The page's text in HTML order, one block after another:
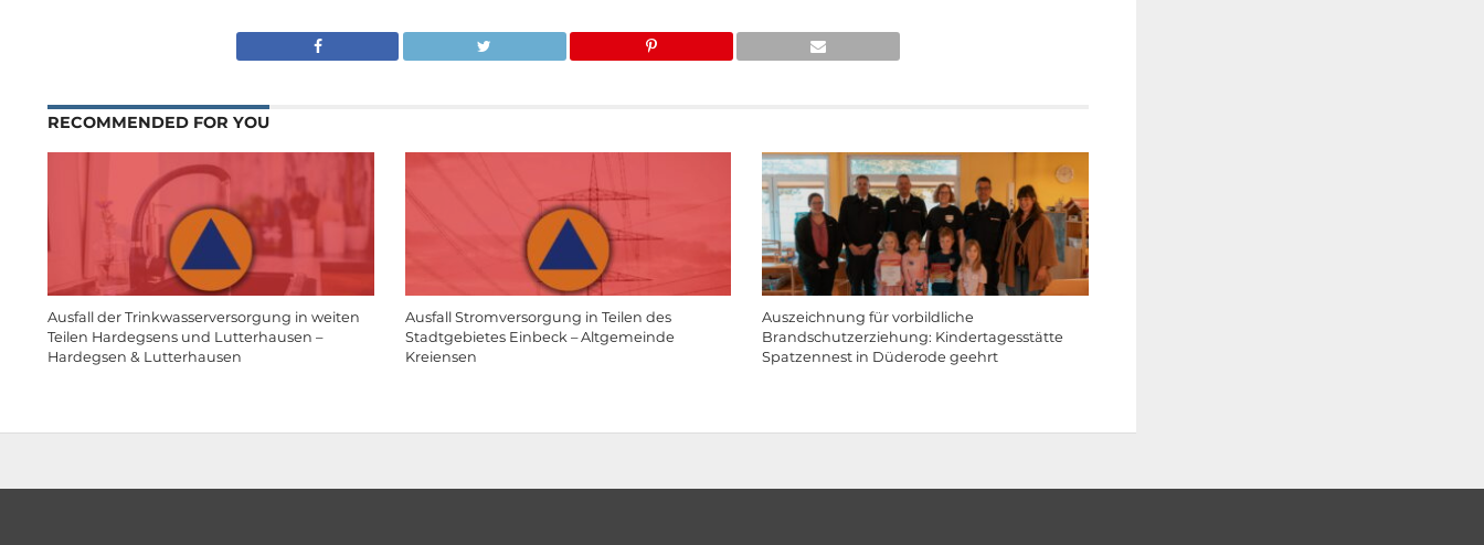
RECOMMENDED FOR YOU
Ausfall der Trinkwasserversorgung in weiten
Teilen Hardegsens und Lutterhausen –
Hardegsen & Lutterhausen
Ausfall Stromversorgung in Teilen des
Stadtgebietes Einbeck – Altgemeinde
Kreiensen
Auszeichnung für vorbildliche
Brandschutzerziehung: Kindertagesstätte
Spatzennest in Düderode geehrt